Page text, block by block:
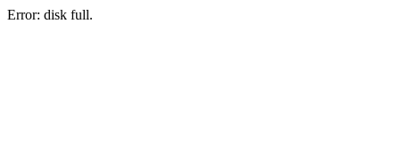
Error: disk full.